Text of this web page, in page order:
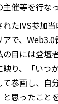
催等を行な
たIVS参加
アで、
目には登壇
り、「いつ
参画し、自
思ったこと